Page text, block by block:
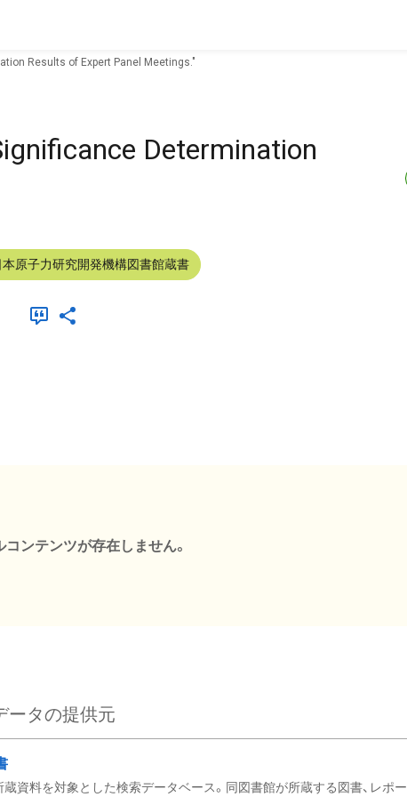
Results of Expert Panel Meetings."
Determination
本原子力研究開発機構図書館蔵書
ンテンツが存在しません。
ータの提供元
資料を対象とした検索データベース。同図書館が所蔵する図書、レポー